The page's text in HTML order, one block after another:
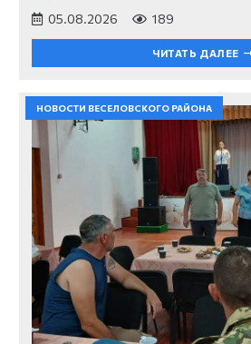
05.08.2026 189
ЧИТАТЬ ДАЛЕЕ
НОВОСТИ ВЕСЕЛОВСКОГО РАЙОНА